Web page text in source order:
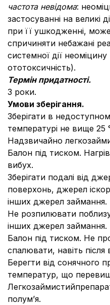
частота невідома:
застосуванні на великі
при її ушкодженні,
спричиняти небажані
системної дії
ототоксичність).
Термін придатності.
3 роки.
Умови зберігання.
Зберігати в
температурі не вище 25
Надзвичайно
Балон під тиском.
вибух.
Зберігати подалі від
поверхонь, джерел
інших джерел
Не розпилювати
інших джерел займання.
Балон під тиском. Не
спалювати, навіть після
Берегти від сонячного
температур, що
полум’я.